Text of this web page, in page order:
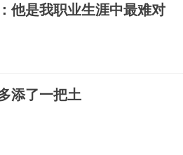
他是我职业生涯中最难对
添了一把土